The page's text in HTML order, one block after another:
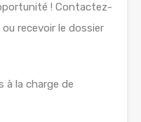
! Contactez-
recevoir le dossier
à la charge de